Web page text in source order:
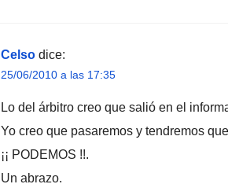
Celso dice:
25/06/2010 a las 17:35
Lo del árbitro creo que salió en el
Yo creo que pasaremos y tendremos
¡¡ PODEMOS !!.
Un abrazo.